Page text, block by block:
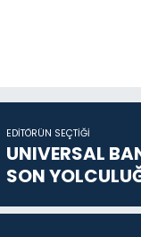
EDITÖRÜN SEÇTIĞI
UNIVERSAL
SON